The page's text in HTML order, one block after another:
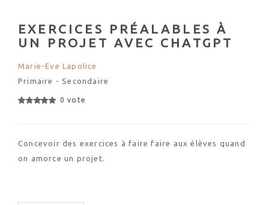
EXERCICES PRÉALABLES À
UN PROJET AVEC CHATGPT
Marie-Eve Lapolice
Primaire - Secondaire
0 vote
Concevoir des exercices à faire faire aux élèves quand
on amorce un projet.